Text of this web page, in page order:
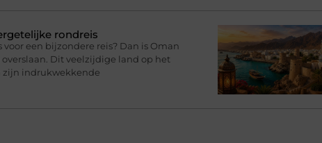
rondreis
een bijzondere reis? Dan is Oman
Dit veelzijdige land op het
zijn indrukwekkende